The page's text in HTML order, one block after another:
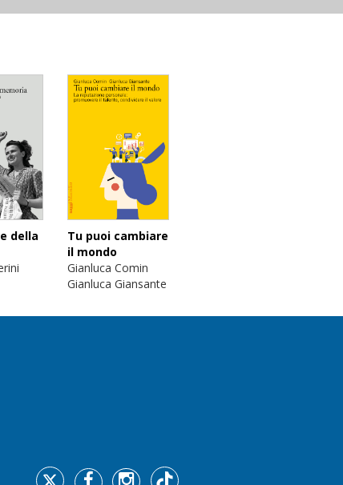
della
Tu puoi cambiare
il mondo
Gianluca Comin
Gianluca Giansante